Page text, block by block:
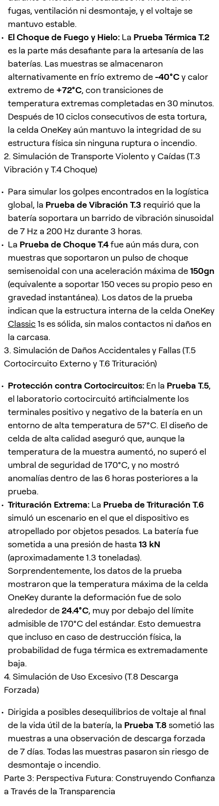
fugas, ventilación ni desmontaje, y el voltaje se
mantuvo estable.
El Choque de Fuego y Hielo: La Prueba Térmica T.2
es la parte más desafiante para la artesanía de las
baterías. Las muestras se almacenaron
alternativamente en frío extremo de-40°Cy calor
extremo de +72°C, con transiciones de
temperatura extremas completadas en 30 minutos.
Después de 10 ciclos consecutivos de esta tortura,
la celda OneKey aún mantuvo la integridad de su
estructura física sin ninguna ruptura o incendio.
2. Simulación de Transporte Violento y Caídas (T.3
Vibración y T.4 Choque)
Para simular los golpes encontrados en la logística
global, la Prueba de Vibración T.3 requirió que la
batería soportara un barrido de vibración sinusoidal
de 7 Hz a 200 Hz durante 3 horas.
La Prueba de Choque T.4fue aún más dura, con
muestras que soportaron un pulso de choque
semisenoidal con una aceleración máxima de150gn
(equivalente a soportar 150 veces su propio peso en
gravedad instantánea). Los datos de la prueba
indican que la estructura interna de la celda OneKey
Classic1s es sólida, sin malos contactos ni daños en
la carcasa.
3. Simulación de Daños Accidentales y Fallas (T.5
Cortocircuito Externo y T.6 Trituración)
Protección contra Cortocircuitos: En la Prueba T.5,
el laboratorio cortocircuitó artificialmente los
terminales positivo y negativo de la batería en un
entorno de alta temperatura de 57°C. El diseño de
celda de alta calidad aseguró que, aunque la
temperatura de la muestra aumentó, no superó el
umbral de seguridad de 170°C, y no mostró
anomalías dentro de las 6 horas posteriores a la
prueba.
Trituración Extrema: La Prueba de Trituración T.6
simuló un escenario en el que el dispositivo es
atropellado por objetos pesados. La batería fue
sometida a una presión de hasta 13 kN
(aproximadamente 1.3 toneladas).
Sorprendentemente, los datos de la prueba
mostraron que la temperatura máxima de la celda
OneKey durante la deformación fue de solo
alrededor de24.4°C, muy por debajo del límite
admisible de 170°C del estándar. Esto demuestra
que incluso en caso de destrucción física, la
probabilidad de fuga térmica es extremadamente
baja.
4. Simulación de Uso Excesivo (T.8 Descarga
Forzada)
Dirigida a posibles desequilibrios de voltaje al final
de la vida útil de la batería, la Prueba T.8 sometió las
muestras a una observación de descarga forzada
de 7 días. Todas las muestras pasaron sin riesgo de
desmontaje o incendio.
Parte 3: Perspectiva Futura: Construyendo Confianza
a Través de la Transparencia